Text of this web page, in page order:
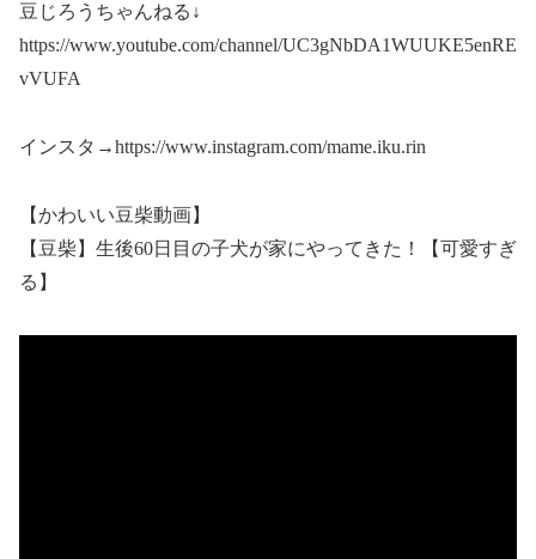
豆じろうちゃんねる↓
https://www.youtube.com/channel/UC3gNbDA1WUUKE5enRE
vVUFA
インスタ→https://www.instagram.com/mame.iku.rin
【かわいい豆柴動画】
【豆柴】生後60日目の子犬が家にやってきた！【可愛すぎ
る】